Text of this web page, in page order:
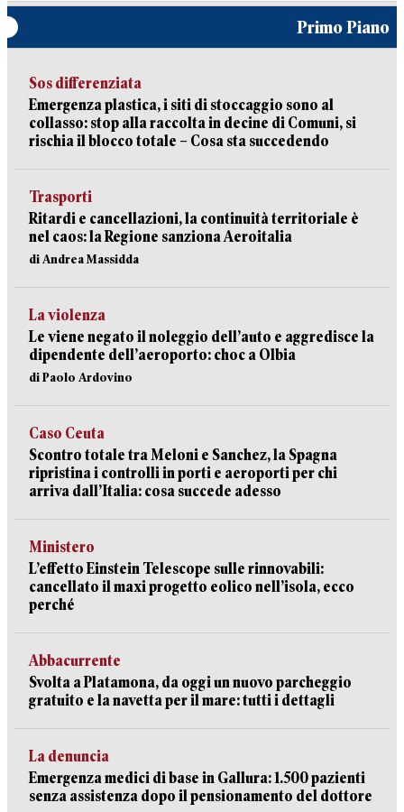
Primo Piano
Sos differenziata
Emergenza plastica, i siti di stoccaggio sono al
collasso: stop alla raccolta in decine di Comuni, si
rischia il blocco totale – Cosa sta succedendo
Trasporti
Ritardi e cancellazioni, la continuità territoriale è
nel caos: la Regione sanziona Aeroitalia
di Andrea Massidda
La violenza
Le viene negato il noleggio dell’auto e aggredisce la
dipendente dell’aeroporto: choc a Olbia
di Paolo Ardovino
Caso Ceuta
Scontro totale tra Meloni e Sanchez, la Spagna
ripristina i controlli in porti e aeroporti per chi
arriva dall’Italia: cosa succede adesso
Ministero
L’effetto Einstein Telescope sulle rinnovabili:
cancellato il maxi progetto eolico nell’isola, ecco
perché
Abbacurrente
Svolta a Platamona, da oggi un nuovo parcheggio
gratuito e la navetta per il mare: tutti i dettagli
La denuncia
Emergenza medici di base in Gallura: 1.500 pazienti
senza assistenza dopo il pensionamento del dottore